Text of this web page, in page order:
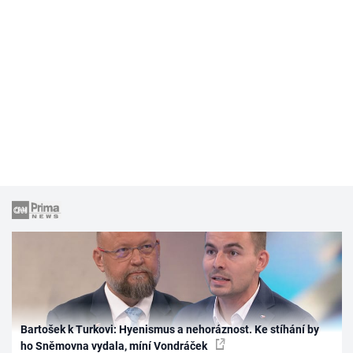
Bartošek k Turkovi: Hyenismus a nehoráznost. Ke stíhání by
ho Sněmovna vydala, míní Vondráček